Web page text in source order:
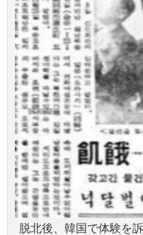
脱北後、韓国で体験を